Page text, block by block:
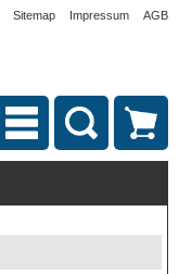
Sitemap Impressum AGB